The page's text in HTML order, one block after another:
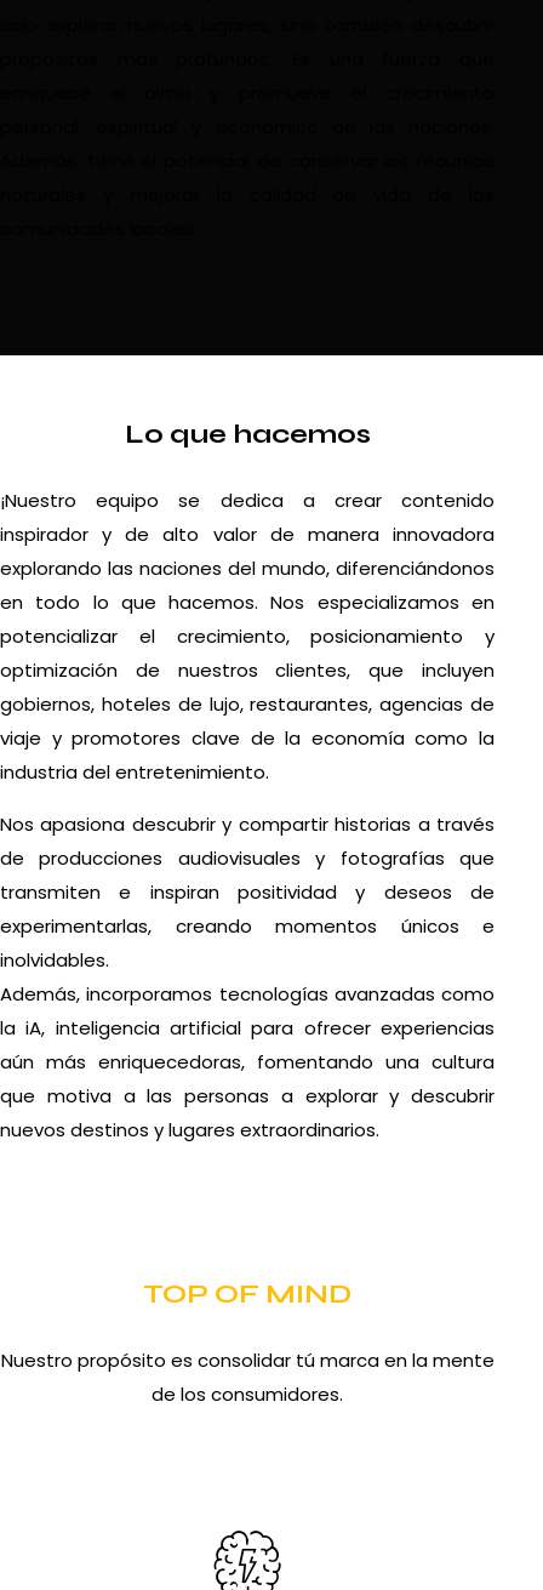
Lo que hacemos
¡Nuestro equipo se dedica a crear contenido
inspirador y de alto valor de manera innovadora
explorando las naciones del mundo, diferenciándonos
en todo lo que hacemos. Nos especializamos en
potencializar el crecimiento, posicionamiento y
optimización de nuestros clientes, que incluyen
gobiernos, hoteles de lujo, restaurantes, agencias de
viaje y promotores clave de la economía como la
industria del entretenimiento.
Nos apasiona descubrir y compartir historias a través
de producciones audiovisuales y fotografías que
transmiten e inspiran positividad y deseos de
experimentarlas, creando momentos únicos e
inolvidables.
Además, incorporamos tecnologías avanzadas como
la iA, inteligencia artificial para ofrecer experiencias
aún más enriquecedoras, fomentando una cultura
que motiva a las personas a explorar y descubrir
nuevos destinos y lugares extraordinarios.
TOP OF MIND
Nuestro propósito es consolidar tú marca en la mente
de los consumidores.